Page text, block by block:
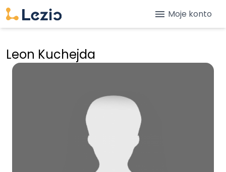
menu Moje konto
Leon Kuchejda